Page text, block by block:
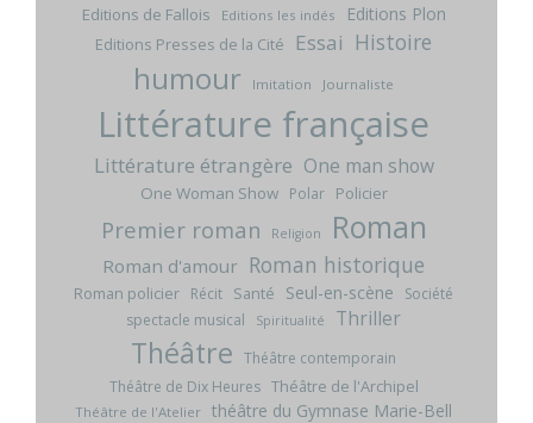
Editions de Fallois Editions les indés Editions Plon
Editions Presses de la Cité Essai Histoire
humour Imitation Journaliste
Littérature française
Littérature étrangère One man show
One Woman Show Polar Policier
Premier roman Religion Roman
Roman d'amour Roman historique
Roman policier Récit Santé Seul-en-scène
Société
spectacle musical
Spiritualité Thriller
Théâtre Théâtre contemporain
Théâtre de Dix Heures Théâtre de l'Archipel
Théâtre de l'Atelier théâtre du Gymnase Marie-Bell